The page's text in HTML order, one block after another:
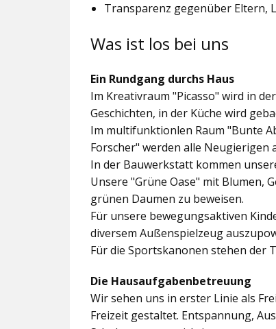
Transparenz gegenüber Eltern,
Was ist los bei uns
Ein Rundgang durchs Haus
Im Kreativraum "Picasso" wird in
Geschichten, in der Küche wird
Im multifunktionlen Raum "Bunte
Forscher" werden alle Neugierigen
In der Bauwerkstatt kommen
Unsere "Grüne Oase" mit Blumen,
grünen Daumen zu beweisen.
Für unsere bewegungsaktiven
diversem Außenspielzeug
Für die Sportskanonen stehen der
Die Hausaufgabenbetreuung
Wir sehen uns in erster Linie als
Freizeit gestaltet. Entspannung,